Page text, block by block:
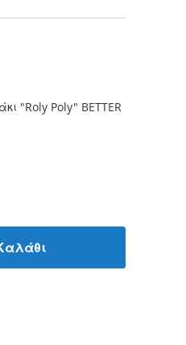
"Roly Poly" BETTER